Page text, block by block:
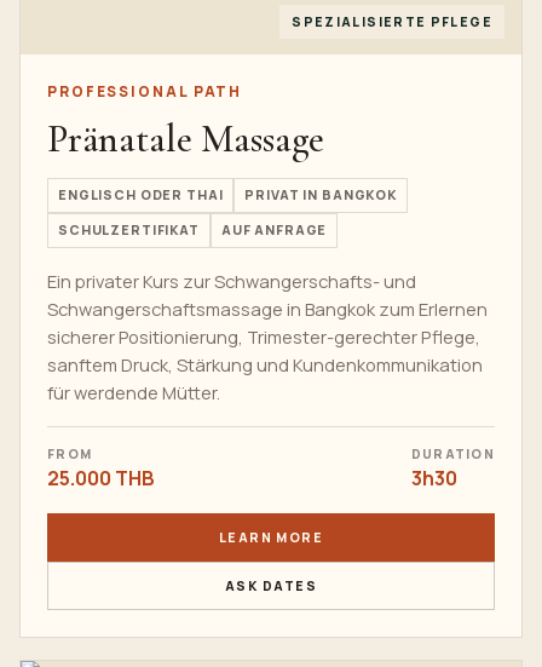
SPEZIALISIERTE PFLEGE
PROFESSIONAL PATH
Pränatale Massage
ENGLISCH ODER THAI PRIVAT IN BANGKOK
SCHULZERTIFIKAT AUF ANFRAGE
Ein privater Kurs zur Schwangerschafts- und
Schwangerschaftsmassage in Bangkok zum Erlernen
sicherer Positionierung, Trimester-gerechter Pflege,
sanftem Druck, Stärkung und Kundenkommunikation
für werdende Mütter.
FROM
25.000 THB
DURATION
3h30
LEARN MORE
ASK DATES